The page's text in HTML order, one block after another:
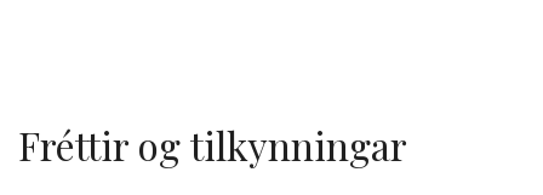
Fréttir og tilkynningar